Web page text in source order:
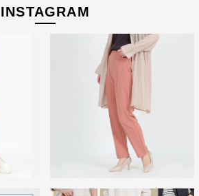
ウエスト周り」
き心地のまま、“前開きにみえる”デザイ
叶えます。
INSTAGRAM